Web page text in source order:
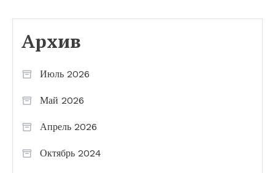
Архив
Июль 2026
Май 2026
Апрель 2026
Октябрь 2024